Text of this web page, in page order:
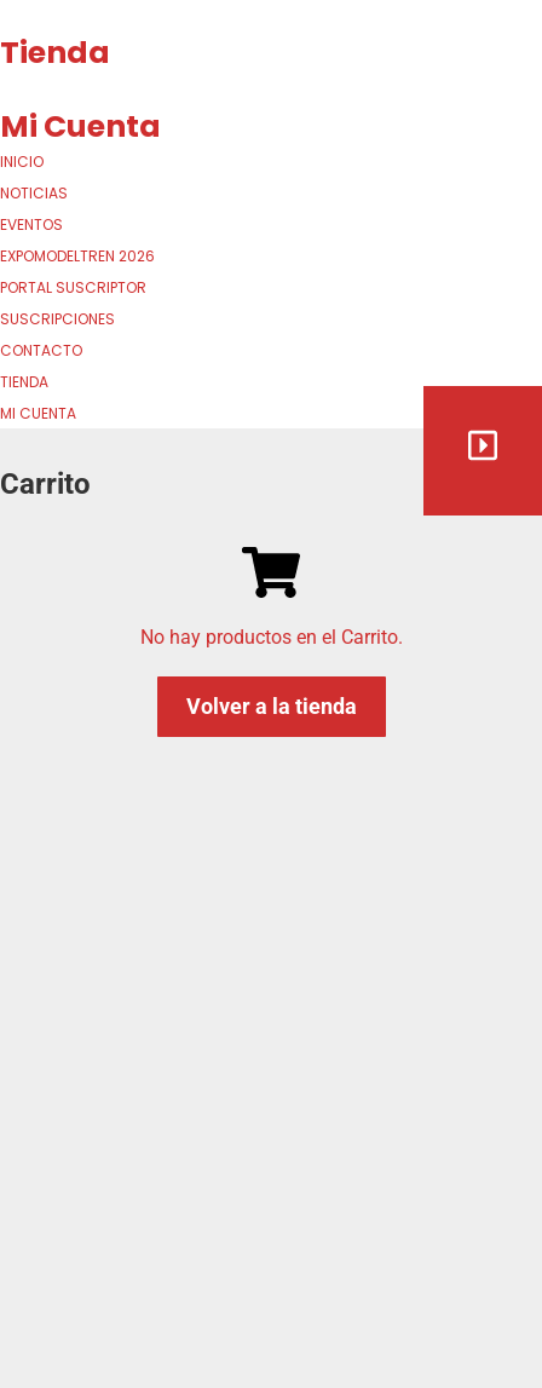
Tienda
Mi Cuenta
INICIO
NOTICIAS
EVENTOS
EXPOMODELTREN 2026
PORTAL SUSCRIPTOR
SUSCRIPCIONES
CONTACTO
TIENDA
MI CUENTA
Carrito
No hay productos en el Carrito.
Volver a la tienda